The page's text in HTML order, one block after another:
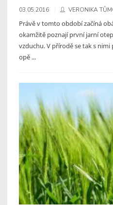
03.05.2016 VERONIKA
Právě v tomto období začíná
okamžitě poznají první jarní
vzduchu. V přírodě se tak s
opě ...